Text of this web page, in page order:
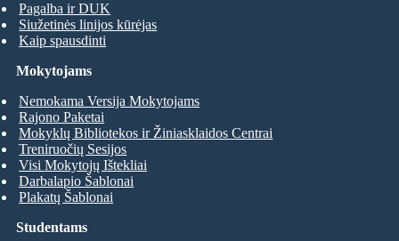
Pagalba ir DUK
Siužetinės linijos kūrėjas
Kaip spausdinti
Studentams
Mokytojams
Nemokama Versija Mokytojams
Rajono Paketai
Mokyklų Bibliotekos ir Žiniasklaidos Centrai
Treniruočių Sesijos
Visi Mokytojų Ištekliai
Darbalapio Šablonai
Plakatų Šablonai